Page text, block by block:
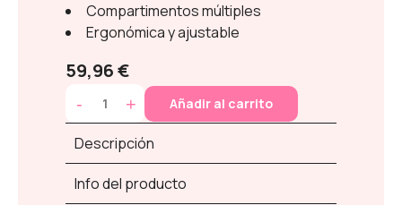
Compartimentos múltiples
Ergonómica y ajustable
59,96 €
- + Añadir al carrito
Descripción
Info del producto